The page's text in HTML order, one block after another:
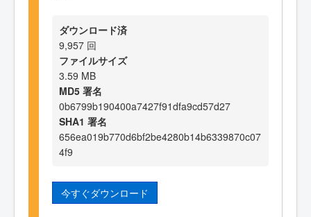
ダウンロード済
9,957 回
ファイルサイズ
3.59 MB
MD5 署名
0b6799b190400a7427f91dfa9cd57d27
SHA1 署名
656ea019b770d6bf2be4280b14b6339870c07
4f9
今すぐダウンロード